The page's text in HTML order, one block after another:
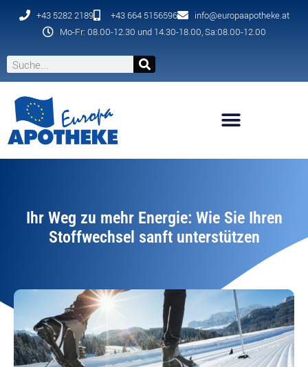
+43 5282 2189 +43 664 5156596
info@europaapotheke.at
Mo-Fr: 08.00-12.30 und 14.30-18.00, Sa:08.00-12.00
Ihr Weg zu mehr Energie: Wie Sie Ihren
Stoffwechsel sanft unterstützen